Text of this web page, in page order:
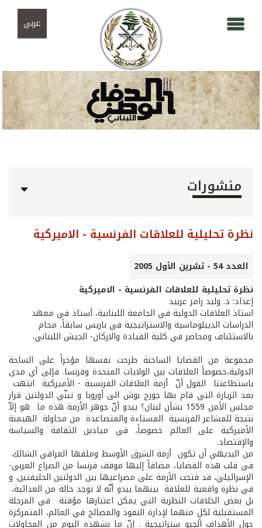
عربي
منشورات
نظرة تحليلية للعلاقات الفرنسية - الاميركية
العدد 54 - تشرين الأول 2005
نظرة تحليلية للعلاقات الفرنسية - الاميركية
إعداد: د. وليد رامز عربيد
استاذ العلاقات الدولية في الجامعة اللبنانية، أستاذ في معهد
الدراسات الديبلوماسية والاستراتيجية في باريس سابقاً، محام
بالاستئناف ومحاضر في كلية القيادة والاركان- الجيش اللبناني.
مجموعة من القضايا الساخنة طرحت نفسها مؤخراً على الساحة
الدولية،خصوصاً العلاقات بين الولايات المتحدة وفرنسا. فإلى أي مدى
باستطاعتنا القول أنّ أزمة العلاقات الفرنسية - الأميركية انتهت
بعد الزيارة التي قام بها جورج بوش الى أوروبا و تبنّي الدولتين قرار
مجلس الأمن 1559 بشأن لبنان؟ يبدو أنّ جوهر الأزمة هذه ما هو إلاّ
نتيجة للمشاعر الفرنسية المستاءة والمتصاعدة من محاولة الهيمنة
الأميركية على العالم خصوصاً، في ميادين الثقافة والسياسة
والإقتصاد.
من البديهي أن تكون أزمة الشرق الأوسط وملفها العراقي الشائك
في قلب هذه القضايا، مضافاً إليها موقف فرنسا من الصراع العربي­
الإسرائيلي، قد فتحت الأزمة على مصراعيها بين الدولتين الحليفتين. و
في نظرة واقعية للعلاقة بينهما يبدو أنّه لا توجد حالة من العدائية،
بل بعض الخلافات النظرية التي يمكن اعتبارها مؤقتة في المرحلة
المستقبلية لكلٍ منهما لإدارة النفوذ والمصالح في العالم، المتمركزة
حول الأهداف الجيو­ ستراتيجية . إنّ ما نشهده اليوم من المحاولات